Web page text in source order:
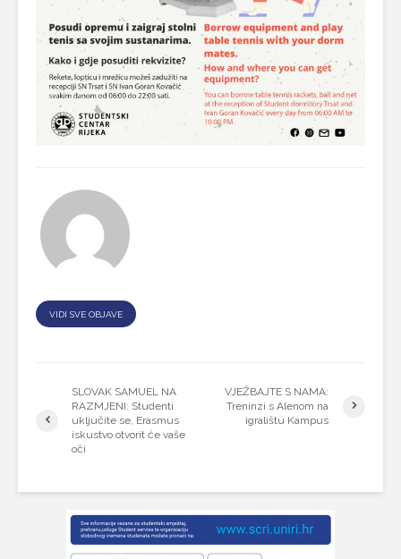
VIDI SVE OBJAVE
SLOVAK SAMUEL NA
RAZMJENI: Studenti
uključite se, Erasmus
iskustvo otvorit će vaše
oči
VJEŽBAJTE S NAMA:
Treninzi s Alenom na
igralištu Kampus